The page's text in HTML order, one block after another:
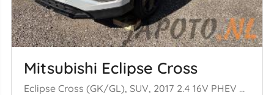
Mitsubishi Eclipse Cross
Eclipse Cross (GK/GL), SUV, 2017 2.4 16V PHEV 4x4